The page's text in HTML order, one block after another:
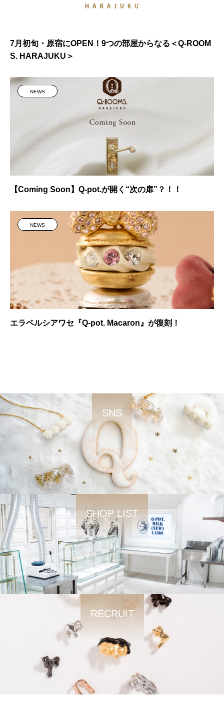
7月初旬・原宿にOPEN！9つの部屋からなる＜Q-ROOM
S. HARAJUKU＞
NEWS
【Coming Soon】Q-pot.が開く“次の扉”？！！
NEWS
エラベルシアワセ『Q-pot. Macaron』が復刻！
SNS
SHOP LIST
RECRUIT